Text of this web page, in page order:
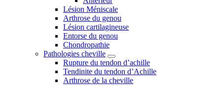
Lésion Méniscale
Arthrose du genou
Lésion cartilagineuse
Entorse du genou
Chondropathie
Pathologies cheville
Rupture du tendon d’achille
Tendinite du tendon d’Achille
Arthrose de la cheville